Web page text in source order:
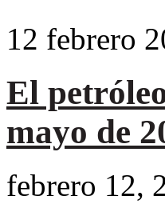
12 febrero
El
mayo de
febrero 12,